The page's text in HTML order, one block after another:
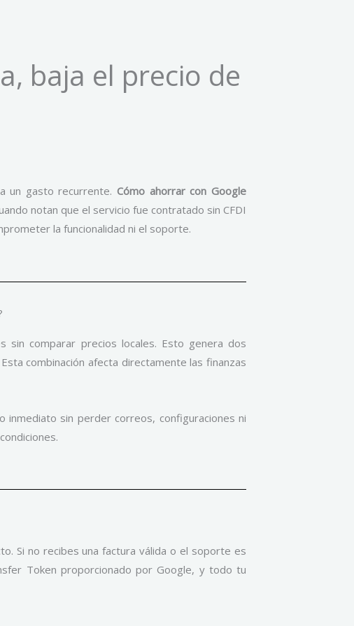
baja el precio de
un gasto recurrente.Cómo ahorrar con Google
notan que el servicio fue contratado sin CFDI
la funcionalidad ni el soporte.
sin comparar precios locales. Esto genera dos
combinación afecta directamente las finanzas
inmediato sin perder correos, configuraciones ni
Si no recibes una factura válida o el soporte es
Token proporcionado por Google, y todo tu